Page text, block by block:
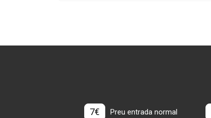
7€ Preu entrada normal